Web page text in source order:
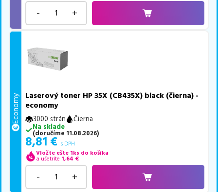
- +
Economy
Laserový toner HP 35X (CB435X) black (čierna) -
economy
3000 strán
Čierna
Na sklade
(doručíme 11.08.2026)
8,81 € s DPH
Vložte ešte 1ks do košíka
a ušetríte 1,64 €
- +